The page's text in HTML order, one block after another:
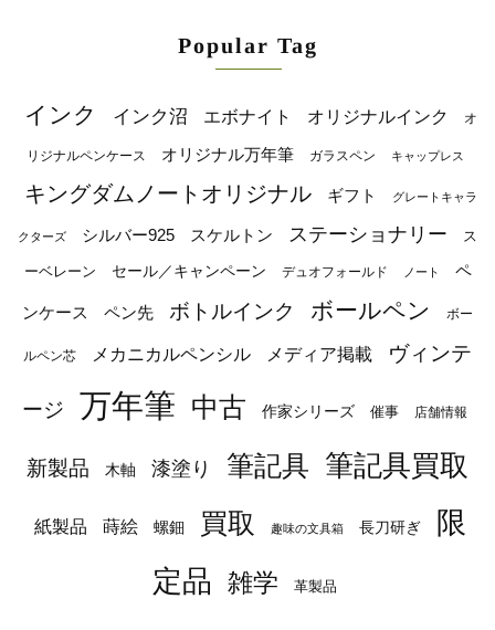
Popular Tag
インク インク沼 エボナイト オリジナルインク オ
リジナルペンケース オリジナル万年筆 ガラスペン キャップレス
キングダムノートオリジナル ギフト グレートキャラ
クターズ シルバー925 スケルトン ステーショナリー ス
ーベレーン セール／キャンペーン デュオフォールド ノート ペ
ンケース ペン先 ボトルインク ボールペン ボー
ルペン芯 メカニカルペンシル メディア掲載 ヴィンテ
ージ 万年筆 中古 作家シリーズ 催事 店舗情報
新製品 木軸 漆塗り 筆記具 筆記具買取
紙製品 蒔絵 螺鈿 買取 趣味の文具箱 長刀研ぎ
限
定品
雑学 革製品